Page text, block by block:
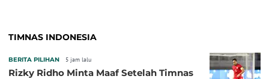
TIMNAS INDONESIA
BERITA PILIHAN 5 jam lalu
Rizky Ridho Minta Maaf Setelah Timnas